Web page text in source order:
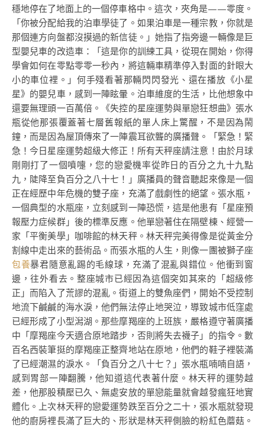
穩地停在了地面上的一個停車格中。這次，夾角是——零度。
「你被分配給我的泊車學徒了。如果泊車是一種宗教，你就是
那個連方向盤都沒摸過的新信徒。」她指了指旁邊一輛像是巨
型嬰兒車的改造車：「這是你的訓練工具，從現在開始，你得
學會如何在零點零零一秒內，將這輛車精準停入對面的針眼大
小的車位裡。」何手殘看著那輛閃閃發光、還在播放《小星
星》的嬰兒車，感到一陣眩暈。泊車維度的生活，比他想象中
還要無理頭一百萬倍。《失控的星座運勢與單戀狂想曲》張水
瓶從他那張覆蓋著七層舊報紙的單人床上驚醒，不是因為鬧
鐘，而是因為屋頂傳來了一陣震耳欲聾的廣播聲。「緊急！緊
急！今日星座運勢超級大修正！所有天秤座請注意！由於月球
剛剛打了一個噴嚏，您的戀愛機率從昨日的百分之九十九點
九，陡降至負百分之八十七！」廣播員的聲音聽起來像是一個
正在經歷中年危機的雙子座，充滿了戲劇性的絕望。張水瓶，
一個典型的水瓶座，立刻感到一陣恐慌，這是他患有「星座預
報壓力症候群」後的標準反應。他單戀著住在隔壁棟、經營一
家「平衡美學」咖啡館的林天秤。林天秤完美得像是從黃金分
割線中走出來的藝術品。而張水瓶的人生，則像一團被獅子座
包養暴君隨意亂踢的毛線球，充滿了混亂與錯位。他衝到窗
邊，往外看去。整座城市已經因為這個突如其來的「超級修
正」而陷入了荒謬的混亂。街道上的雙魚座們，開始不受控制
地流下鹹鹹的海水淚，他們無法停止地哭泣，導致城市低窪處
已經形成了小型潟湖。那些摩羯座的上班族，嚴格遵守著廣播
中「摩羯座今天適合原地踏步，否則將失去襪子」的指令。數
百名西裝筆挺的摩羯座正整齊地站在原地，他們的鞋子裡裝滿
了已經潮濕的淚水。「負百分之八十七？」張水瓶喃喃自語，
感到胃部一陣翻騰，他知道這代表著什麼。林天秤的運勢越
差，他那股積壓已久、無處安放的單戀能量就會越發瘋狂地實
體化。上次林天秤的戀愛運勢跌至百分之二十，張水瓶就發現
他的廚房裡長滿了巨大的、形狀是林天秤側臉的粉紅色蘑菇。